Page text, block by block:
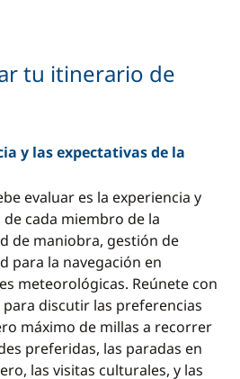
tu itinerario de
y las expectativas de la
evaluar es la experiencia y
cada miembro de la
de maniobra, gestión de
para la navegación en
meteorológicas. Reúnete con
discutir las preferencias
máximo de millas a recorrer
preferidas, las paradas en
las visitas culturales, y las